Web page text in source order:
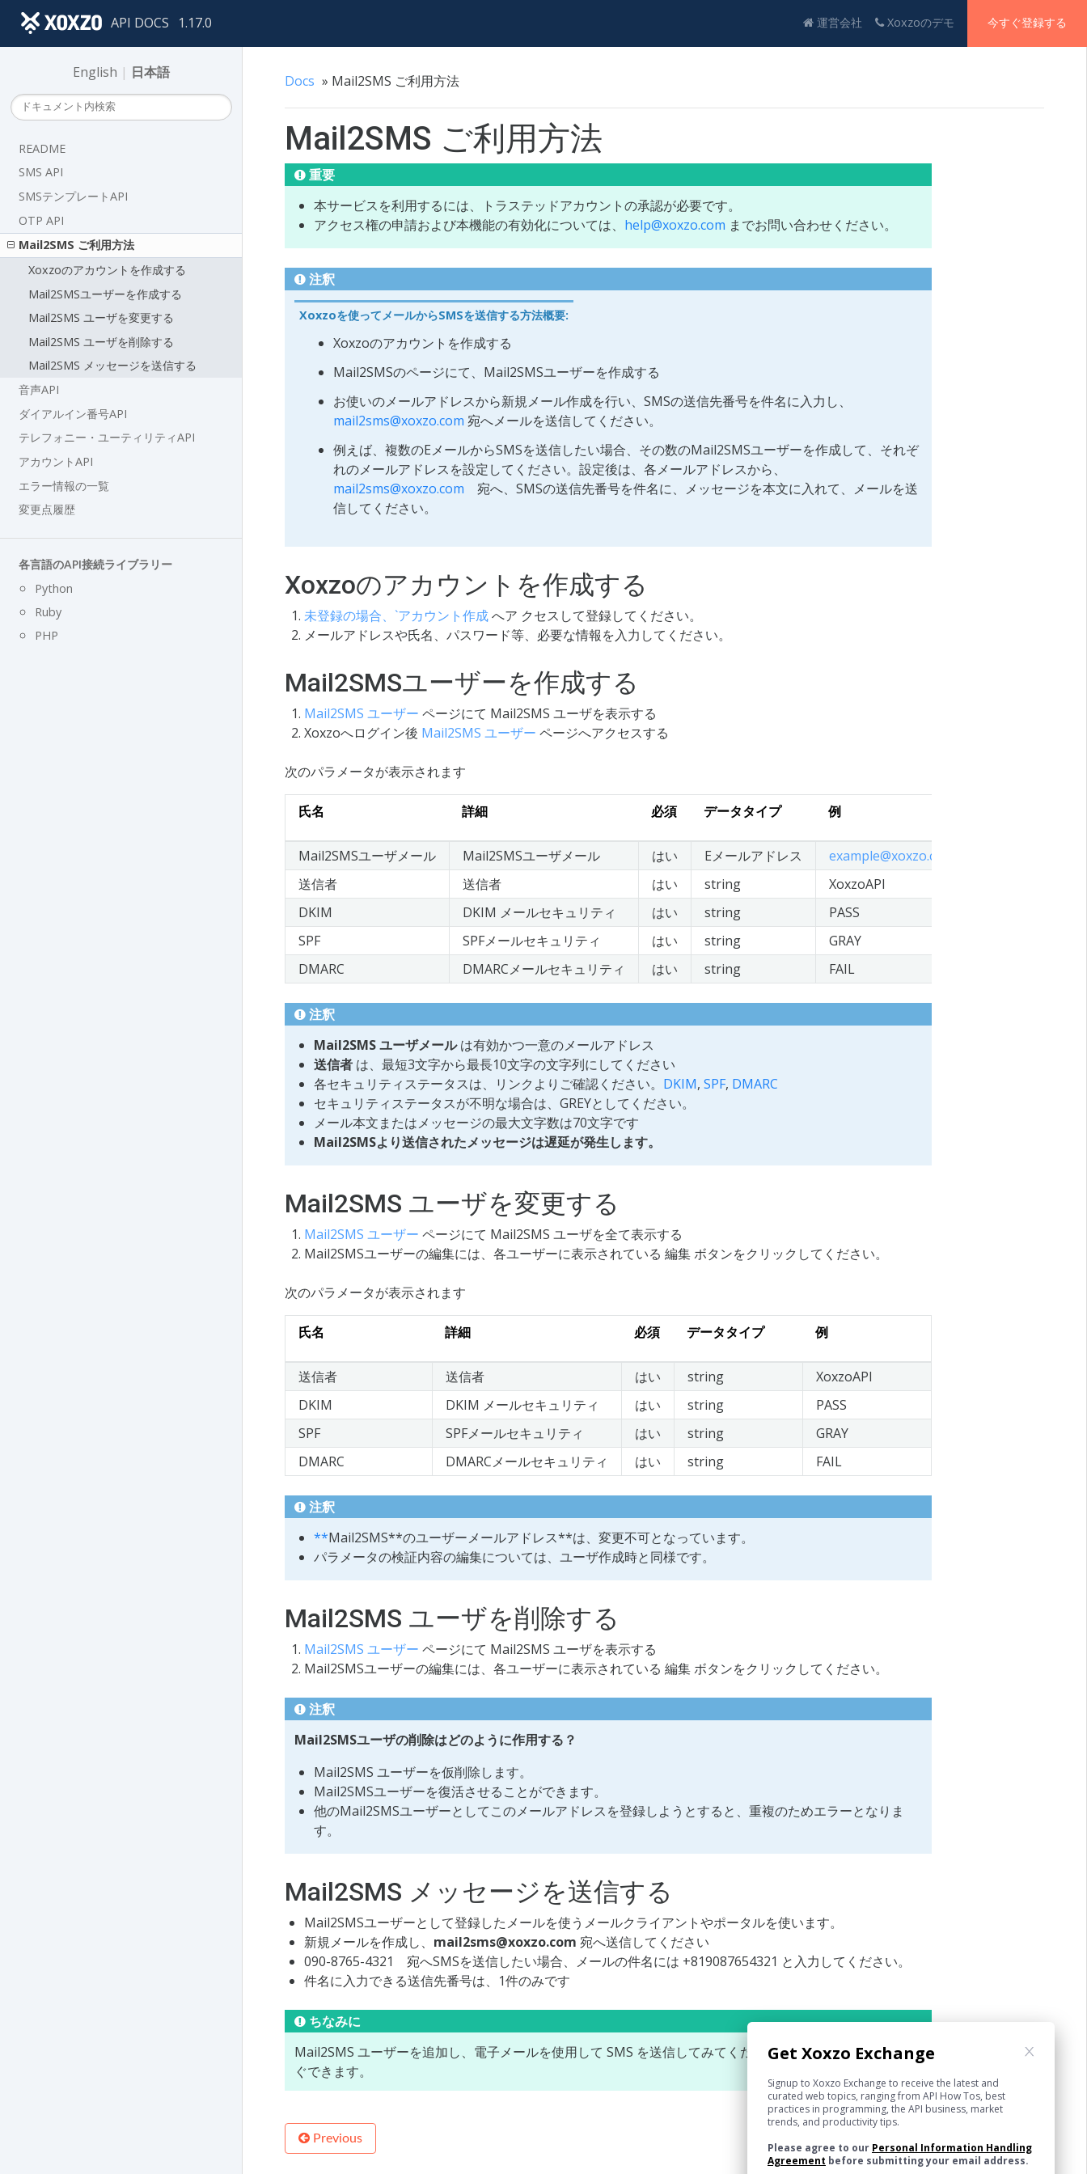
API DOCS 1.17.0 運営会社 Xoxzoのデモ 今すぐ登録する
English | 日本語
README
SMS API
SMSテンプレートAPI
OTP API
Mail2SMS ご利用方法
Xoxzoのアカウントを作成する
Mail2SMSユーザーを作成する
Mail2SMS ユーザを変更する
Mail2SMS ユーザを削除する
Mail2SMS メッセージを送信する
音声API
ダイアルイン番号API
テレフォニー・ユーティリティAPI
アカウントAPI
エラー情報の一覧
変更点履歴
各言語のAPI接続ライブラリー
Python
Ruby
PHP
Docs » Mail2SMS ご利用方法
Mail2SMS ご利用方法
重要
本サービスを利用するには、トラステッドアカウントの承認が必要です。
アクセス権の申請および本機能の有効化については、 help@xoxzo.com までお問い合わせください。
注釈
Xoxzoを使ってメールからSMSを送信する方法概要:
Xoxzoのアカウントを作成する
Mail2SMSのページにて、Mail2SMSユーザーを作成する
お使いのメールアドレスから新規メール作成を行い、SMSの送信先番号を件名に入力し、
mail2sms@xoxzo.com 宛へメールを送信してください。
例えば、複数のEメールからSMSを送信したい場合、その数のMail2SMSユーザーを作成して、それぞ
れのメールアドレスを設定してください。設定後は、各メールアドレスから、
mail2sms@xoxzo.com 宛へ、SMSの送信先番号を件名に、メッセージを本文に入れて、メールを送
信してください。
Xoxzoのアカウントを作成する
未登録の場合、`アカウント作成へア クセスして登録してください。
メールアドレスや氏名、パスワード等、必要な情報を入力してください。
Mail2SMSユーザーを作成する
Mail2SMS ユーザー ページにて Mail2SMS ユーザを表示する
Xoxzoへログイン後 Mail2SMS ユーザー ページへアクセスする
次のパラメータが表示されます
氏名 詳細 必須 データタイプ 例
Mail2SMSユーザメール Mail2SMSユーザメール はい Eメールアドレス example@xoxzo.com
送信者
送信者 はい string
XoxzoAPI
DKIM
DKIM メールセキュリティ はい string
PASS
SPF
SPFメールセキュリティ はい string
GRAY
DMARC
DMARCメールセキュリティ はい string FAIL
注釈
Mail2SMS ユーザメールは有効かつ一意のメールアドレス
送信者は、最短3文字から最長10文字の文字列にしてください
各セキュリティステータスは、リンクよりご確認ください。 DKIM, SPF, DMARC
セキュリティステータスが不明な場合は、GREYとしてください。
メール本文またはメッセージの最大文字数は70文字です
Mail2SMSより送信されたメッセージは遅延が発生します。
Mail2SMS ユーザを変更する
Mail2SMS ユーザー ページにて Mail2SMS ユーザを全て表示する
Mail2SMSユーザーの編集には、各ユーザーに表示されている 編集 ボタンをクリックしてください。
次のパラメータが表示されます
氏名 詳細 必須 データタイプ 例
送信者 送信者 はい string
XoxzoAPI
DKIM
DKIM メールセキュリティ はい string
PASS
SPF
SPFメールセキュリティ はい string
GRAY
DMARC
DMARCメールセキュリティ はい string FAIL
注釈
**Mail2SMS**のユーザーメールアドレス**は、変更不可となっています。
パラメータの検証内容の編集については、ユーザ作成時と同様です。
Mail2SMS ユーザを削除する
Mail2SMS ユーザー ページにて Mail2SMS ユーザを表示する
Mail2SMSユーザーの編集には、各ユーザーに表示されている 編集 ボタンをクリックしてください。
注釈
Mail2SMSユーザの削除はどのように作用する？
Mail2SMS ユーザーを仮削除します。
Mail2SMSユーザーを復活させることができます。
他のMail2SMSユーザーとしてこのメールアドレスを登録しようとすると、重複のためエラーとなりま
す。
Mail2SMS メッセージを送信する
Mail2SMSユーザーとして登録したメールを使うメールクライアントやポータルを使います。
新規メールを作成し、 mail2sms@xoxzo.com 宛へ送信してください
090-8765-4321 宛へSMSを送信したい場合、メールの件名には +819087654321 と入力してください。
件名に入力できる送信先番号は、1件のみです
ちなみに
Mail2SMS ユーザーを追加し、電子メールを使用して SMS を送信してみてください。無料登録は無料です
ぐできます。
Previous
Get Xoxzo Exchange
Signup to Xoxzo Exchange to receive the latest and
curated web topics, ranging from API How Tos, best
practices in programming, the API business, market
trends, and productivity tips.
Please agree to our Personal Information Handling
Agreement before submitting your email address.